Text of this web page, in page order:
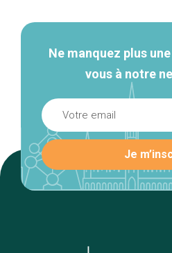
Ne manquez plus
vous à notre